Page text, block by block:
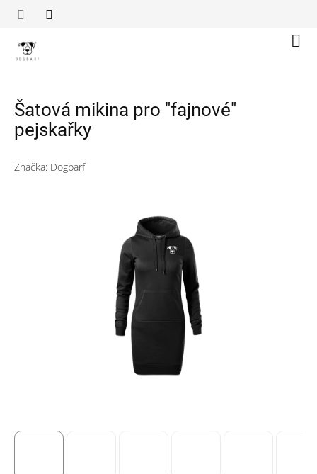
Šatová mikina pro "fajnové"
pejskařky
Značka: Dogbarf